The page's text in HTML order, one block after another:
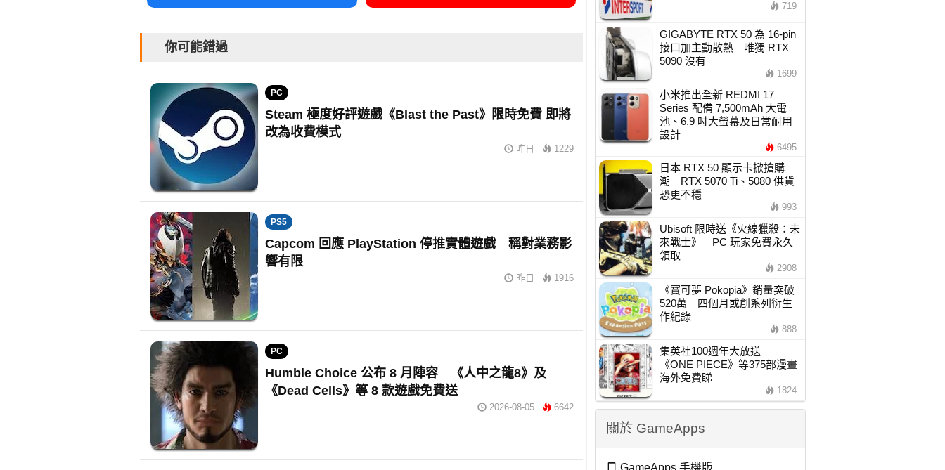
你可能錯過
PC
Steam 極度好評遊戲《Blast the Past》限時免費 即將
改為收費模式
昨日 1229
PS5
Capcom 回應 PlayStation 停推實體遊戲 稱對業務影
響有限
昨日 1916
PC
Humble Choice 公布 8 月陣容 《人中之龍8》及
《Dead Cells》等 8 款遊戲免費送
2026-08-05 6642
719
GIGABYTE RTX 50 為 16-pin
接口加主動散熱 唯獨 RTX
5090 沒有
1699
小米推出全新 REDMI 17
Series 配備 7,500mAh 大電
池、6.9 吋大螢幕及日常耐用
設計
6495
日本 RTX 50 顯示卡掀搶購
潮 RTX 5070 Ti、5080 供貨
恐更不穩
993
Ubisoft 限時送《火線獵殺：未
來戰士》 PC 玩家免費永久
領取
2908
《寶可夢 Pokopia》銷量突破
520萬 四個月或創系列衍生
作紀錄
888
集英社100週年大放送
《ONE PIECE》等375部漫畫
海外免費睇
1824
關於 GameApps
GameApps 手機版